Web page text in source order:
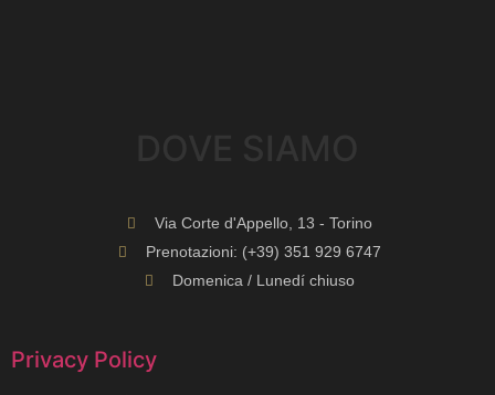
Via Corte d'Appello, 13 - Torino
Prenotazioni: (+39) 351 929 6747
Domenica / Lunedí chiuso
Privacy Policy